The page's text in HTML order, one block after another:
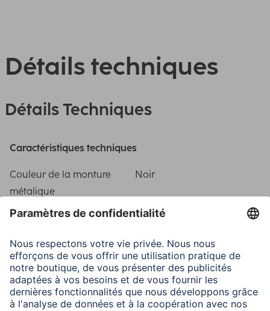
Détails techniques
Détails Techniques
Caractéristiques techniques
Couleur de la monture
métalique
Noir
Diamètre du filetage 77 mm
Epaisseur de la monture 2,9 mm
Particularité Front thread
Traitement du verre
NSC18 (Nano Super-